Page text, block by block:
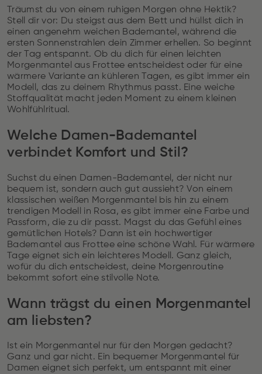
Träumst du von einem ruhigen Morgen ohne Hektik?
Stell dir vor: Du steigst aus dem Bett und hüllst dich in
einen angenehm weichen Bademantel, während die
ersten Sonnenstrahlen dein Zimmer erhellen. So beginnt
der Tag entspannt. Ob du dich für einen leichten
Morgenmantel aus Frottee entscheidest oder für eine
wärmere Variante an kühleren Tagen, es gibt immer ein
Modell, das zu deinem Rhythmus passt. Eine weiche
Stoffqualität macht jeden Moment zu einem kleinen
Wohlfühlritual.
Welche Damen-Bademantel
verbindet Komfort und Stil?
Suchst du einen Damen-Bademantel, der nicht nur
bequem ist, sondern auch gut aussieht? Von einem
klassischen weißen Morgenmantel bis hin zu einem
trendigen Modell in Rosa, es gibt immer eine Farbe und
Passform, die zu dir passt. Magst du das Gefühl eines
gemütlichen Hotels? Dann ist ein hochwertiger
Bademantel aus Frottee eine schöne Wahl. Für wärmere
Tage eignet sich ein leichteres Modell. Ganz gleich,
wofür du dich entscheidest, deine Morgenroutine
bekommt sofort eine stilvolle Note.
Wann trägst du einen Morgenmantel
am liebsten?
Ist ein Morgenmantel nur für den Morgen gedacht?
Ganz und gar nicht. Ein bequemer Morgenmantel für
Damen eignet sich perfekt, um entspannt mit einer